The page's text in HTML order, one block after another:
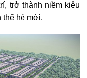
trở thành niềm kiêu
thế hệ mới.